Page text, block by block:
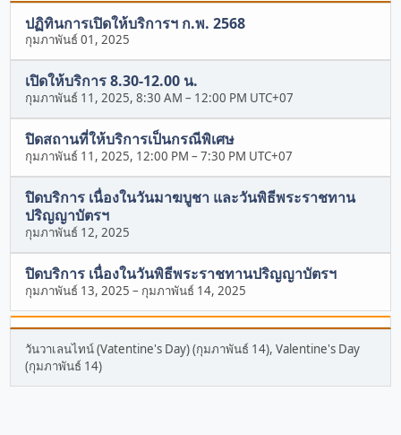
ปฏิทินการเปิดให้บริการฯ ก.พ. 2568
กุมภาพันธ์ 01, 2025
เปิดให้บริการ 8.30-12.00 น.
กุมภาพันธ์ 11, 2025, 8:30 AM – 12:00 PM UTC+07
ปิดสถานที่ให้บริการเป็นกรณีพิเศษ
กุมภาพันธ์ 11, 2025, 12:00 PM –7:30 PM UTC+07
ปิดบริการ เนื่องในวันมาฆบูชา และวันพิธีพระราชทาน
ปริญญาบัตรฯ
กุมภาพันธ์ 12, 2025
ปิดบริการ เนื่องในวันพิธีพระราชทานปริญญาบัตรฯ
กุมภาพันธ์ 13, 2025 – กุมภาพันธ์ 14, 2025
วันวาเลนไทน์ (Vatentine's Day) (กุมภาพันธ์ 14), Valentine's Day
(กุมภาพันธ์ 14)